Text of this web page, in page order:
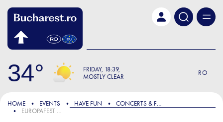
34 FRIDAY 18:39
MOSTLY CLEAR
RO
HOME EVENTS HAVE FUN
CONCERTS & FESTIVALS
EUROPAFEST 33: IT'S JAZZ TIME